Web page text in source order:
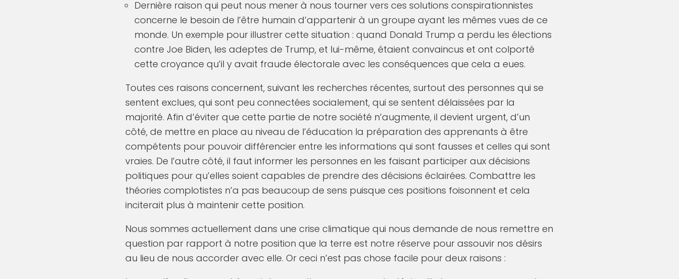
Dernière raison qui peut nous mener à nous tourner vers ces solutions conspirationnistes
concerne le besoin de l’être humain d’appartenir à un groupe ayant les mêmes vues de ce
monde. Un exemple pour illustrer cette situation : quand Donald Trump a perdu les élections
contre Joe Biden, les adeptes de Trump, et lui-même, étaient convaincus et ont colporté
cette croyance qu’il y avait fraude électorale avec les conséquences que cela a eues.
Toutes ces raisons concernent, suivant les recherches récentes, surtout des personnes qui se
sentent exclues, qui sont peu connectées socialement, qui se sentent délaissées par la
majorité. Afin d’éviter que cette partie de notre société n’augmente, il devient urgent, d’un
côté, de mettre en place au niveau de l’éducation la préparation des apprenants à être
compétents pour pouvoir différencier entre les informations qui sont fausses et celles qui sont
vraies. De l’autre côté, il faut informer les personnes en les faisant participer aux décisions
politiques pour qu’elles soient capables de prendre des décisions éclairées. Combattre les
théories complotistes n’a pas beaucoup de sens puisque ces positions foisonnent et cela
inciterait plus à maintenir cette position.
Nous sommes actuellement dans une crise climatique qui nous demande de nous remettre en
question par rapport à notre position que la terre est notre réserve pour assouvir nos désirs
au lieu de nous accorder avec elle. Or ceci n’est pas chose facile pour deux raisons :